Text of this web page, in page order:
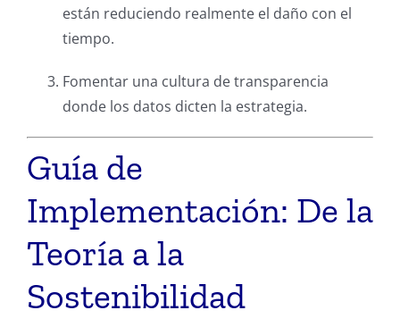
están reduciendo realmente el daño con el
tiempo.
Fomentar una cultura de transparencia
donde los datos dicten la estrategia.
Guía de
Implementación: De la
Teoría a la
Sostenibilidad